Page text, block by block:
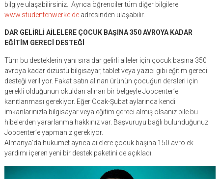
bilgiye ulaşabilirsiniz. Ayrıca öğrenciler tüm diğer bilgilere
www.studentenwerke.deadresinden ulaşabilir.
DAR GELİRLİ AİLELERE ÇOCUK BAŞINA 350 AVROYA KADAR
EĞİTİM GERECİ DESTEĞİ
Tüm bu desteklerin yanı sıra dar gelirli aileler için çocuk başına 350
avroya kadar dizüstü bilgisayar, tablet veya yazıcı gibi eğitim gereci
desteği veriliyor. Fakat satın alınan ürünün çocuğun dersleri için
gerekli olduğunun okuldan alınan bir belgeyle Jobcenter’e
kanıtlanması gerekiyor. Eğer Ocak-Şubat aylarında kendi
imkanlarınızla bilgisayar veya eğitim gereci almış olsanız bile bu
hibelerden yararlanma hakkınız var. Başvuruyu bağlı bulunduğunuz
Jobcenter’e yapmanız gerekiyor.
Almanya’da hükümet ayrıca ailelere çocuk başına 150 avro ek
yardımı içeren yeni bir destek paketini de açıkladı.